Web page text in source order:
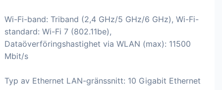
Wi-Fi-band: Triband (2,4 GHz/5 GHz/6 GHz), Wi-Fi-
standard: Wi-Fi 7 (802.11be),
Dataöverföringshastighet via WLAN (max): 11500
Mbit/s
Typ av Ethernet LAN-gränssnitt: 10 Gigabit Ethernet